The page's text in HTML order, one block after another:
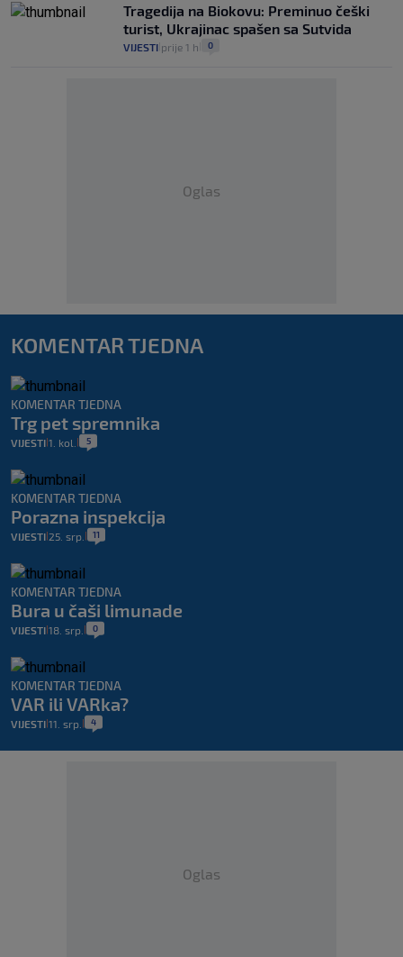
Tragedija na Biokovu: Preminuo češki
turist, Ukrajinac spašen sa Sutvida
VIJESTI prije 1 h 0
Oglas
KOMENTAR TJEDNA
KOMENTAR TJEDNA
Trg pet spremnika
VIJESTI 1. kol. 5
KOMENTAR TJEDNA
Porazna inspekcija
VIJESTI 25. srp. 11
KOMENTAR TJEDNA
Bura u čaši limunade
VIJESTI 18. srp. 0
KOMENTAR TJEDNA
VAR ili VARka?
VIJESTI 11. srp. 4
Oglas